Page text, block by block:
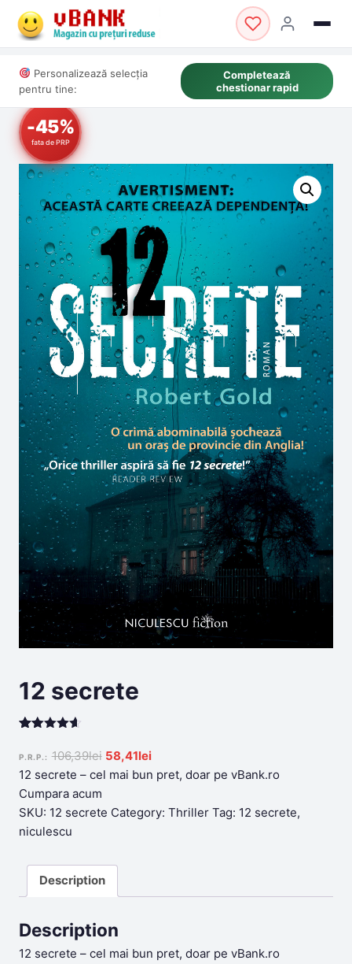
Personalizează selecția
pentru tine:
Completează
chestionar rapid
-45%
fata de PRP
12 secrete
out of 5
based on
customer
ratings
P.R.P.: 106,39lei Original
price
106,39lei.
58,41leiCurrent
price
58,41lei.
12 secrete – cel mai bun pret, doar pe vBank.ro
Cumpara acum
SKU: 12 secrete Category: Thriller Tag: 12 secrete,
niculescu
Description
Description
12 secrete – cel mai bun pret, doar pe vBank.ro